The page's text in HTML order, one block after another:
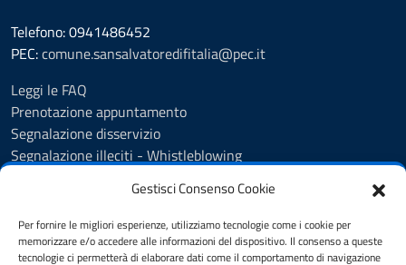
Gestisci Consenso Cookie
Per fornire le migliori esperienze, utilizziamo tecnologie come i cookie per
memorizzare e/o accedere alle informazioni del dispositivo. Il consenso a queste
tecnologie ci permetterà di elaborare dati come il comportamento di navigazione
Telefono: 0941486452
PEC:comune.sansalvatoredifitalia@pec.it
Leggi le FAQ
Prenotazione appuntamento
Segnalazione disservizio
Segnalazione illeciti - Whistleblowing
Informativa privacy
Cookie policy